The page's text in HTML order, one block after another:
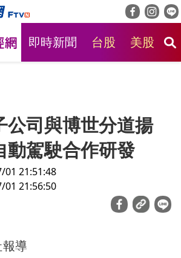
即時新聞 台股 美股
公司與博世分道揚
駕駛合作研發
01 21:51:48
01 21:56:50
導